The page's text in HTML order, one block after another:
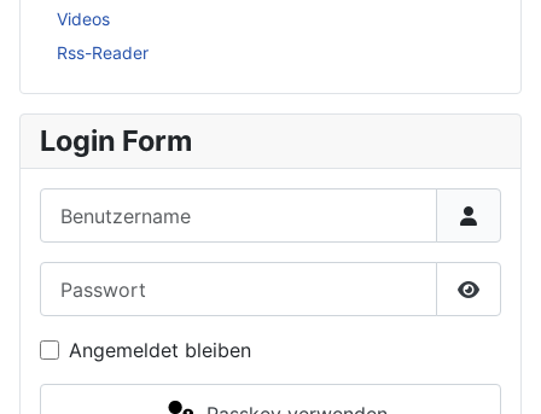
Videos
Rss-Reader
Login Form
Angemeldet bleiben